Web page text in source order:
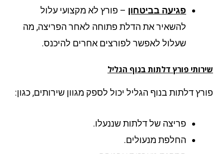
פגיעה בביטחון– פורץ לא מקצועי עלול
להשאיר את הדלת פתוחה לאחר הפריצה, מה
שעלול לאפשר לפורצים אחרים להיכנס.
פורץ דלתות בנוף הגליל
דלתות בנוף הגליל יכול לספק מגוון שירותים, כגון:
פריצה של דלתות שננעלו.
החלפת מנעולים.